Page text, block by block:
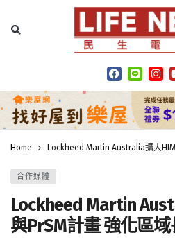
Home Lockheed Martin Australia擴大
合作媒體
Lockheed Martin
與PrSM計畫 強化區